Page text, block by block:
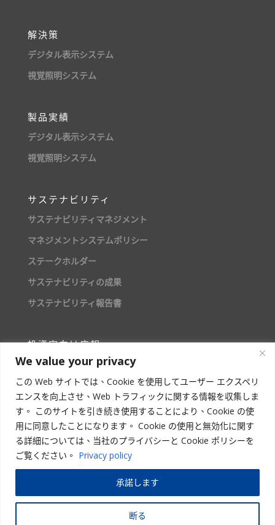
We value your privacy
この Web サイトでは、Cookie を使用してユーザー エクスペリ
エンスを向上させ、Web トラフィックに関する情報を収集しま
す。 このサイトを引き続き使用することにより、Cookie の使
用に同意したことになります。 Cookie の使用と無効化に関す
る詳細については、当社のプライバシーと Cookie ポリシーを
ご覧ください。 Privacy policy
断る
承諾します
解決策
デジタル表示システム
視覚照明システム
製品実績
デジタル表示システム
視覚照明システム
サステナビリティ
サステナビリティマネジメント
マネジメントシステムポリシー
ステークホルダー
サステナビリティの成果
サステナビリティ報告書
投資家向け広報
株主情報
人材募集
STAR ASIA VISION CORPORATION
Copyright© 2023 –2026
星亜ビジョン株式会社 | All Rights Reserved